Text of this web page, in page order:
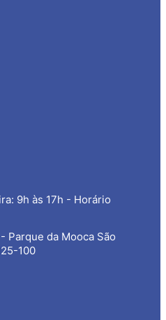
9h às 17h - Horário
Parque da Mooca São
100